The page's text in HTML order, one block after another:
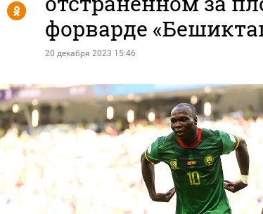
форварде
20 декабря 2023 15:46
Y